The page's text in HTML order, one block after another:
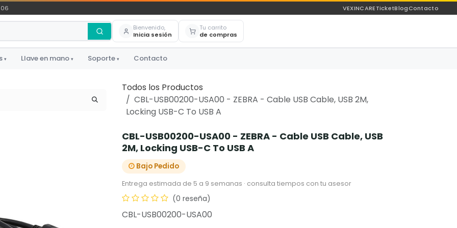
VEXINCARETicketBlogContacto
Bienvenido,
Inicia sesión
Tu carrito
de compras
▾ Llave en mano ▾ Soporte ▾ Contacto
Todos los Productos
CBL-USB00200-USA00 - ZEBRA - Cable USB Cable, USB 2M,
Locking USB-C To USB A
CBL-USB00200-USA00 - ZEBRA - Cable USB Cable, USB
2M, Locking USB-C To USB A
Bajo Pedido
Entrega estimada de 5 a 9 semanas · consulta tiempos con tu asesor
(0 reseña)
CBL-USB00200-USA00